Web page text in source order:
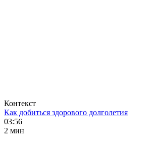
Контекст
Как добиться здорового долголетия
03:56
2 мин